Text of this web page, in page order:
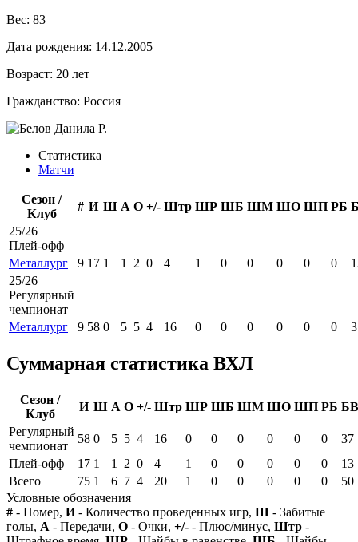
Вес: 83
Дата рождения: 14.12.2005
Возраст: 20 лет
Гражданство: Россия
Статистика
Матчи
Сезон /
Клуб
# И Ш А О +/- Штр ШР ШБ ШМ ШО ШП РБ
25/26 |
Плей-офф
Металлург
9 17 1 1 2 0 4 1 0 0 0 0 0
25/26 |
Регулярный
чемпионат
Металлург
9 58 0 5 5 4 16 0 0 0 0 0 0
Суммарная статистика ВХЛ
Сезон /
Клуб
И Ш А О +/- Штр ШР ШБ ШМ ШО ШП РБ БВ
Регулярный
чемпионат
58 0 5 5 4 16 0 0 0 0 0 0
37
Плей-офф
17 1 1 2 0 4 1 0 0 0 0 0
13
Всего
75 1 6 7 4 20 1 0 0 0 0 0
50
Условные обозначения
# - Номер, И- Количество проведенных игр, Ш - Забитые
голы, А - Передачи, О - Очки, +/- - Плюс/минус, Штр -